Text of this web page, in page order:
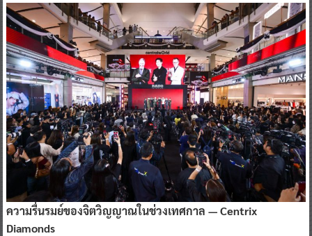
ความรื่นรมย์ของจิตวิญญาณในช่วงเทศกาล — Centrix
Diamonds